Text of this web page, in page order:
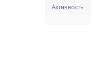
Активность